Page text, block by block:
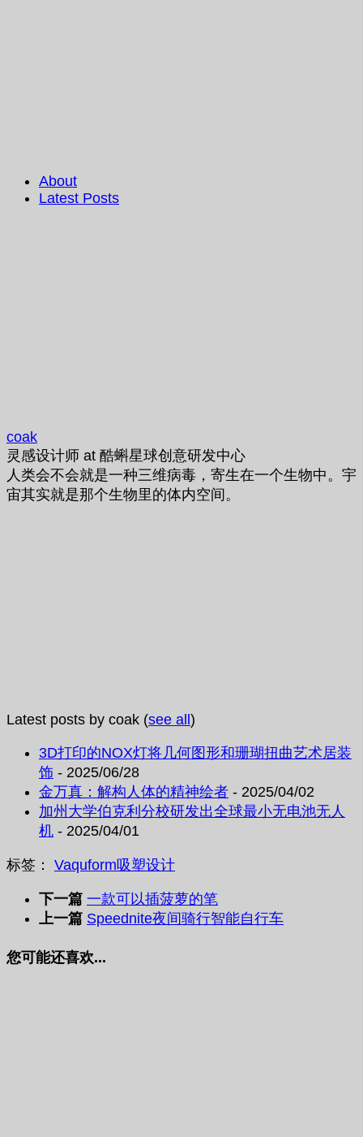
About
Latest Posts
coak
灵感设计师 at 酷蝌星球创意研发中心
人类会不会就是一种三维病毒，寄生在一个生物中。宇
宙其实就是那个生物里的体内空间。
Latest posts by coak (see all )
3D打印的NOX灯将几何图形和珊瑚扭曲艺术居装
饰 - 2025/06/28
金万真：解构人体的精神绘者 - 2025/04/02
加州大学伯克利分校研发出全球最小无电池无人
机 - 2025/04/01
标签： Vaquform吸塑设计
下一篇 一款可以插菠萝的笔
上一篇 Speednite夜间骑行智能自行车
您可能还喜欢...